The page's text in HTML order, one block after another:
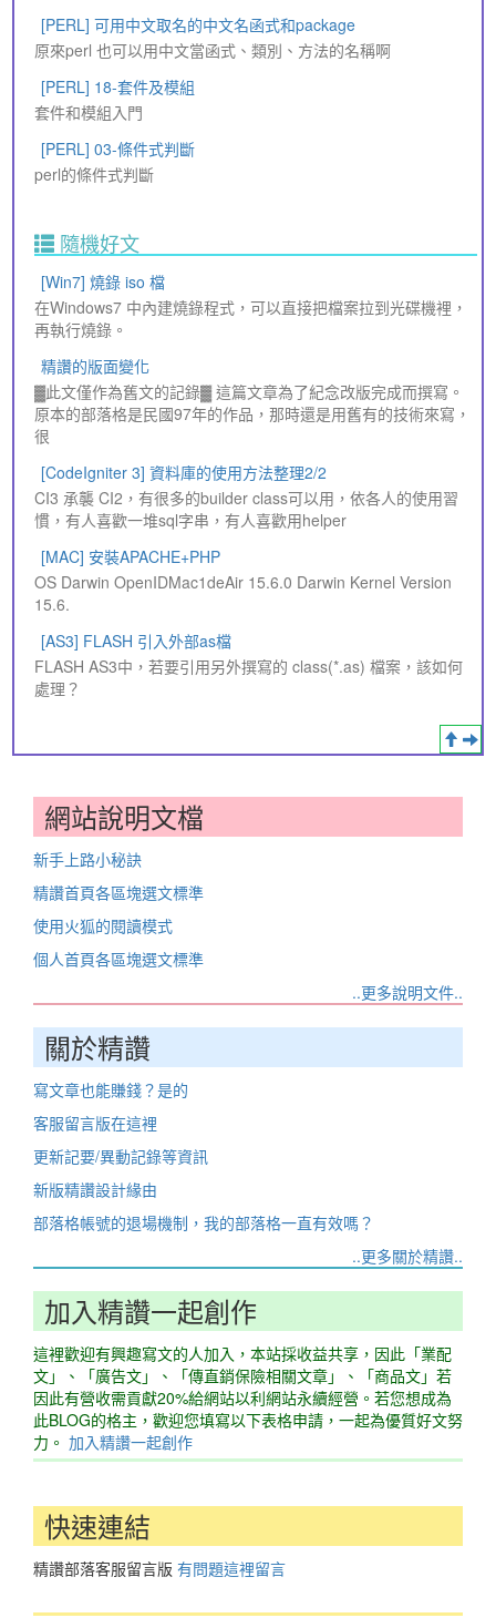
[PERL] 可用中文取名的中文名函式和package
原來perl 也可以用中文當函式、類別、方法的名稱啊
[PERL] 18-套件及模組
套件和模組入門
[PERL] 03-條件式判斷
perl的條件式判斷
隨機好文
[Win7] 燒錄 iso 檔
在Windows7 中內建燒錄程式，可以直接把檔案拉到光碟機裡，
再執行燒錄。
精讚的版面變化
▓此文僅作為舊文的記錄▓ 這篇文章為了紀念改版完成而撰寫。
原本的部落格是民國97年的作品，那時還是用舊有的技術來寫，
很
[CodeIgniter 3] 資料庫的使用方法整理2/2
CI3 承襲 CI2，有很多的builder class可以用，依各人的使用習
慣，有人喜歡一堆sql字串，有人喜歡用helper
[MAC] 安裝APACHE+PHP
OS Darwin OpenIDMac1deAir 15.6.0 Darwin Kernel Version
15.6.
[AS3] FLASH 引入外部as檔
FLASH AS3中，若要引用另外撰寫的 class(*.as) 檔案，該如何
處理？
網站說明文檔
新手上路小秘訣
精讚首頁各區塊選文標準
使用火狐的閱讀模式
個人首頁各區塊選文標準
..更多說明文件..
關於精讚
寫文章也能賺錢？是的
客服留言版在這裡
更新記要/異動記錄等資訊
新版精讚設計緣由
部落格帳號的退場機制，我的部落格一直有效嗎？
..更多關於精讚..
加入精讚一起創作
這裡歡迎有興趣寫文的人加入，本站採收益共享，因此「業配
文」、「廣告文」、「傳直銷保險相關文章」、「商品文」若
因此有營收需貢獻20%給網站以利網站永續經營。若您想成為
此BLOG的格主，歡迎您填寫以下表格申請，一起為優質好文努
力。 加入精讚一起創作
快速連結
精讚部落客服留言版 有問題這裡留言